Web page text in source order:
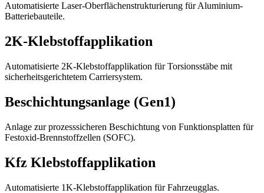
Automatisierte Laser-Oberflächenstrukturierung für Aluminium-
Batteriebauteile.
2K-Klebstoffapplikation
Automatisierte 2K-Klebstoffapplikation für Torsionsstäbe mit
sicherheitsgerichtetem Carriersystem.
Beschichtungsanlage (Gen1)
Anlage zur prozesssicheren Beschichtung von Funktionsplatten für
Festoxid-Brennstoffzellen (SOFC).
Kfz Klebstoffapplikation
Automatisierte 1K-Klebstoffapplikation für Fahrzeugglas.